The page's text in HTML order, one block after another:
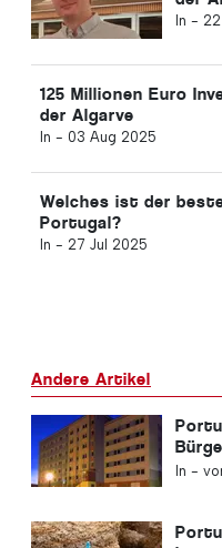
In -
125 Millionen Euro
der Algarve
In - 03 Aug 2025
Welches ist der
Portugal?
In - 27 Jul 2025
Andere Artikel
In -